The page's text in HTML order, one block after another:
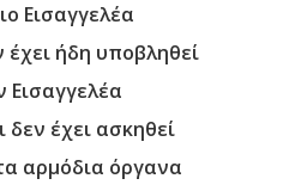
Εισαγγελέα
ήδη υποβληθεί
Εισαγγελέα
έχει ασκηθεί
αρμόδια όργανα